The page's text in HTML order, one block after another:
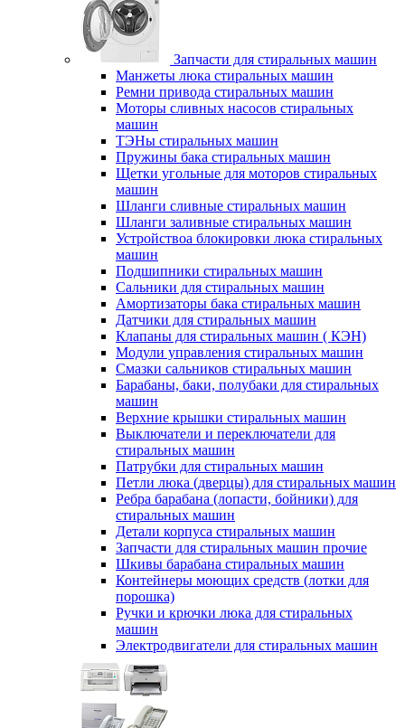
Запчасти для стиральных машин
Манжеты люка стиральных машин
Ремни привода стиральных машин
Моторы сливных насосов стиральных
машин
ТЭНы стиральных машин
Пружины бака стиральных машин
Щетки угольные для моторов стиральных
машин
Шланги сливные стиральных машин
Шланги заливные стиральных машин
Устройствоа блокировки люка стиральных
машин
Подшипники стиральных машин
Сальники для стиральных машин
Амортизаторы бака стиральных машин
Датчики для стиральных машин
Клапаны для стиральных машин ( КЭН)
Модули управления стиральных машин
Смазки сальников стиральных машин
Барабаны, баки, полубаки для стиральных
машин
Верхние крышки стиральных машин
Выключатели и переключатели для
стиральных машин
Патрубки для стиральных машин
Петли люка (дверцы) для стиральных машин
Ребра барабана (лопасти, бойники) для
стиральных машин
Детали корпуса стиральных машин
Запчасти для стиральных машин прочие
Шкивы барабана стиральных машин
Контейнеры моющих средств (лотки для
порошка)
Ручки и крючки люка для стиральных
машин
Электродвигатели для стиральных машин